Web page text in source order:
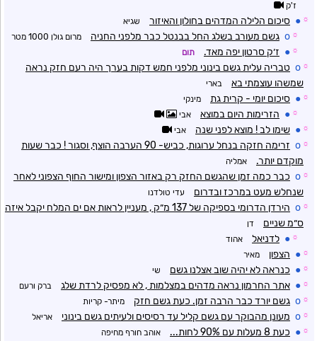
ז'ק
☼
● סיכום הלילה המדהים בחולון והאיזור שגיא
☼
o גשם מעורב בשלג החל בבנטל כבר מלפני החניה מרום גולן 1000 מטר
☼
● ז׳ק סרטון יפה מאד. תום
☼
o טבריה עלית גשם בינוני מלפני חמש דקות בערך היה רעם חזק נראה
שמשהו עוצמתי בא
בארי
☼
● סיכום יומי - קרית גת מינקי
☼
● הזרימות היום במוצא אבי
☼
● שימו לב ! מוצא לפני שנה אבי
☼
o
זרימה חזקה בנחל ערוגות, כביש- 90 הערבה הוצף, וסגור ! כבר שעות
מוקדם יותר.
אמליה
☼
o כבר כמה זמן שהגשם החזק רק באזור הצפון ומישור החוף הצפוני לאחר
שנחלש מעט במרכז ובדרום
עדי טולדנו
☼
o
הירדן הדרומי בספיקה של 137 מ״ק , מעניין לראות אם ים המלח יקבל איזה
ס״מ שניים
דן
☼
● לדניאל אהוד
☼
● הצפון מאיר
☼
● כנראה לא יהיה שוב אצלנו גשם שי
☼
● אתר החרמון נראה מדהים במצלמות , לא מפסיק לרדת שלג ברק ורעם
☼
o גשם יורד כבר הרבה זמן. כעת גשם חזק מיתר- קריות
☼
o מעונן מהבוקר עם גשם קליל עד רסיסים ולעיתים גשם בינוני אריאל
☼
● כעת 8 מעלות עם 90% לחות... אוהב חורף מחיפה